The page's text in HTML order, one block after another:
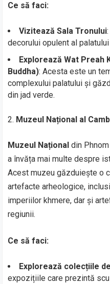
Ce să faci:
Vizitează Sala Tronului
decorului opulent al
Explorează Wat Preah
Buddha): Acesta este un
complexului palatului și
din jad verde.
Muzeul Național al
Muzeul Național din
a învăța mai multe despre
Acest muzeu găzduiește o
artefacte arheologice,
imperiilor khmere, dar și
regiunii.
Ce să faci:
Explorează colecțiile
expozițiile care prezintă